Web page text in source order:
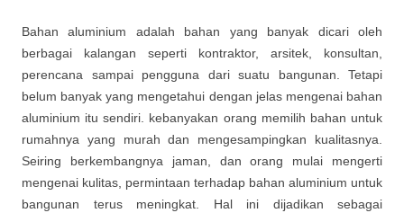
Bahan aluminium adalah bahan yang banyak dicari oleh
berbagai kalangan seperti kontraktor, arsitek, konsultan,
perencana sampai pengguna dari suatu bangunan. Tetapi
belum banyak yang mengetahui dengan jelas mengenai bahan
aluminium itu sendiri. kebanyakan orang memilih bahan untuk
rumahnya yang murah dan mengesampingkan kualitasnya.
Seiring berkembangnya jaman, dan orang mulai mengerti
mengenai kulitas, permintaan terhadap bahan aluminium untuk
bangunan terus meningkat. Hal ini dijadikan sebagai